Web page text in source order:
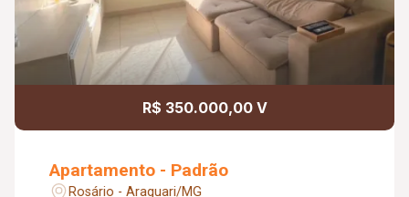
R$ 350.000,00 V
Apartamento - Padrão
Rosário - Araguari/MG